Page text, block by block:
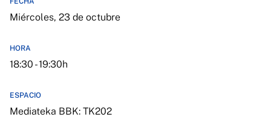
Miércoles, 23 de octubre
HORA
18:30 - 19:30h
ESPACIO
Mediateka BBK: TK202